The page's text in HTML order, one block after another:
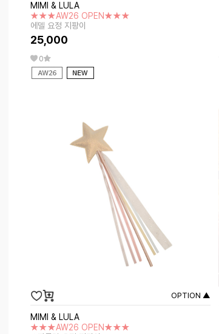
MIMI & LULA
★★★AW26 OPEN★★★
에델 요정 지팡이
25,000
0
OPTION ▲
MIMI & LULA
★★★AW26 OPEN★★★